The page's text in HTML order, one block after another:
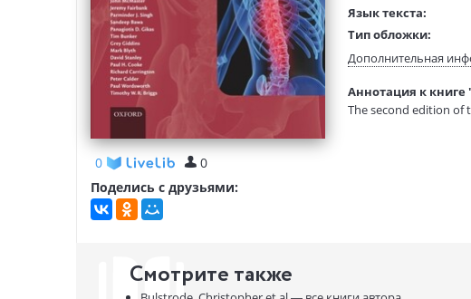
0
0
Поделись с друзьями:
Язык текста:
Тип обложки:
Размеры в мм
Вес:
Дополнительная
Аннотация к
The second edition of
Смотрите также